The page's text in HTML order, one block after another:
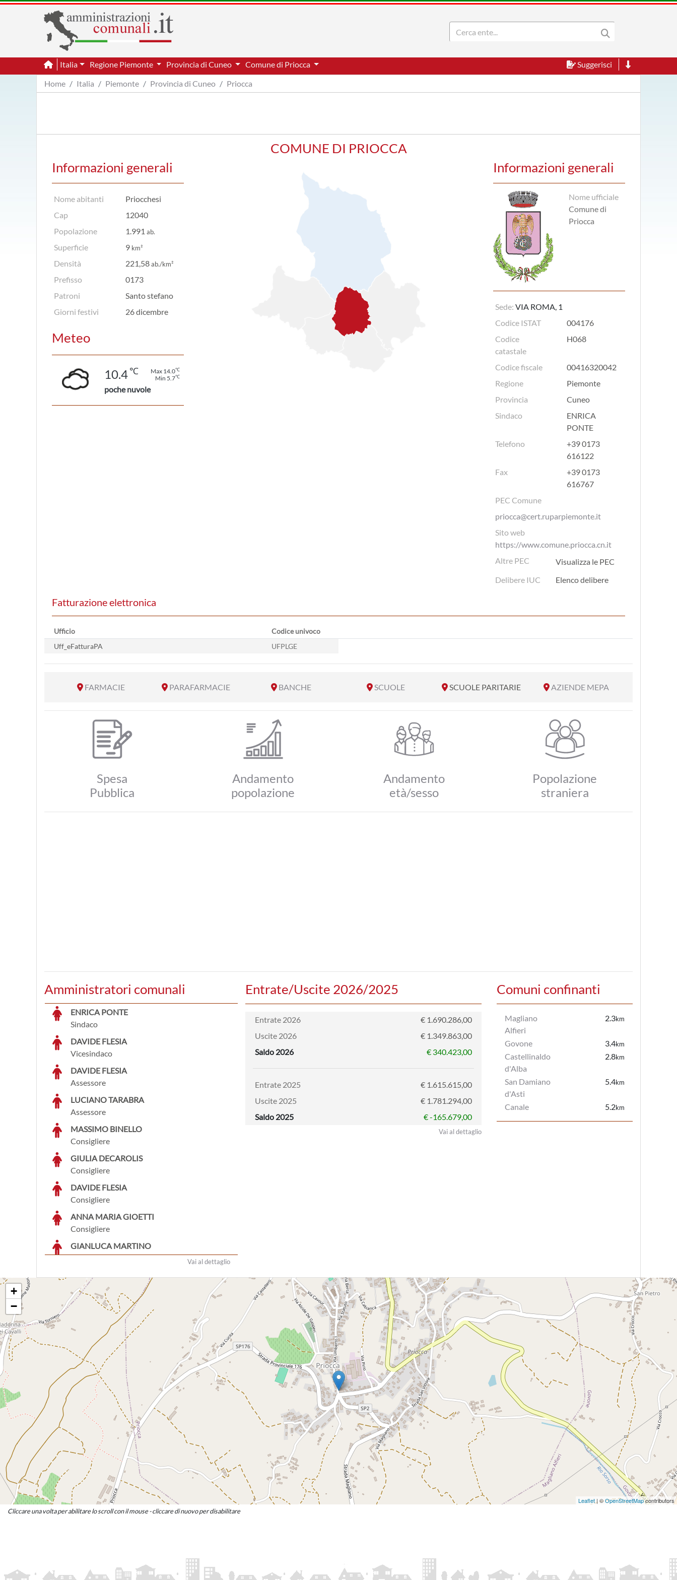
Italia Regione Piemonte Provincia di Cuneo Comune di Priocca
Suggerisci
Home
Italia Piemonte Provincia di Cuneo Priocca
COMUNE DI PRIOCCA
Informazioni generali
Nome ufficiale
Comune di
Priocca
Sede: VIA ROMA, 1
Codice ISTAT
004176
Codice
catastale
H068
Codice fiscale
00416320042
Regione
Piemonte
Provincia
Cuneo
Sindaco
ENRICA
PONTE
Telefono
+39 0173
616122
Fax
+39 0173
616767
PEC Comune
priocca@cert.ruparpiemonte.it
Sito web
https://www.comune.priocca.cn.it
Altre PEC
Visualizza le PEC
Delibere IUC
Elenco delibere
Informazioni generali
Nome abitanti
Priocchesi
Cap
12040
Popolazione
1.991 ab.
Superficie 9 km²
Densità 221,58ab./km²
Prefisso
0173
Patroni
Santo stefano
Giorni festivi
26 dicembre
Meteo
10.4℃ Max 14.0℃
Min 5.7℃
poche nuvole
Fatturazione elettronica
Ufficio
Codice univoco
Uff_eFatturaPA
UFPLGE
FARMACIE PARAFARMACIE BANCHE SCUOLE SCUOLE PARITARIE AZIENDE MEPA
Spesa
Pubblica
Andamento
popolazione
Andamento
età/sesso
Popolazione
straniera
Amministratori comunali
ENRICA PONTE
Sindaco
DAVIDE FLESIA
Vicesindaco
DAVIDE FLESIA
Assessore
LUCIANO TARABRA
Assessore
MASSIMO BINELLO
Consigliere
GIULIA DECAROLIS
Consigliere
DAVIDE FLESIA
Consigliere
ANNA MARIA GIOETTI
Consigliere
GIANLUCA MARTINO
Consigliere
CRISTIANA ROCCATELLO
Consigliere
DIEGO SCANAVINO
LUCIANO TARABRA
Consigliere
LORENZO TOPINO
Consigliere
GIORGIA TOPINO
Consigliere
Vai al dettaglio
Entrate/Uscite 2026/2025
Entrate 2026
€ 1.690.286,00
Uscite 2026
€ 1.349.863,00
Saldo 2026
€ 340.423,00
Entrate 2025
€ 1.615.615,00
Uscite 2025
€ 1.781.294,00
Saldo 2025
€ -165.679,00
Vai al dettaglio
Comuni confinanti
Magliano
Alfieri
2.3km
Govone 3.4km
Castellinaldo
d'Alba
2.8km
San Damiano
d'Asti
5.4km
Canale 5.2km
+
−
Leaflet| ©OpenStreetMapcontributors
Cliccare una volta per abilitare lo scroll con il mouse - cliccare di nuovo per disabilitare